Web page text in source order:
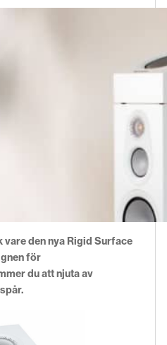
den nya Rigid Surface
för
du att njuta av